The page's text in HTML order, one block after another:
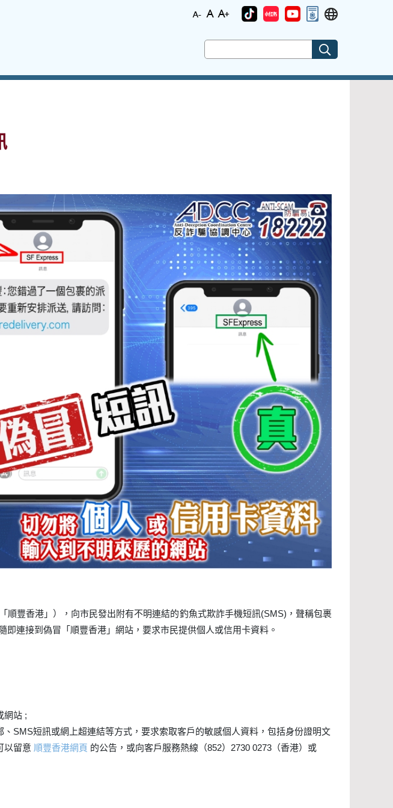
順豐香港」），向市民發出附有不明連結的釣魚式欺詐手機短訊(SMS)，聲稱包裹
連接到偽冒「順豐香港」網站，要求市民提供個人或信用卡資料。
網站 ;
、SMS短訊或網上超連結等方式，要求索取客戶的敏感個人資料，包括身份證明文
以留意 順豐香港網頁 的公告，或向客戶服務熱線（852）2730 0273（香港）或